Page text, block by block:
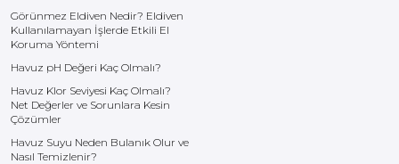
Görünmez Eldiven Nedir? Eldiven
Kullanılamayan İşlerde Etkili El
Koruma Yöntemi
Havuz pH Değeri Kaç Olmalı?
Havuz Klor Seviyesi Kaç Olmalı?
Net Değerler ve Sorunlara Kesin
Çözümler
Havuz Suyu Neden Bulanık Olur ve
Nasıl Temizlenir?